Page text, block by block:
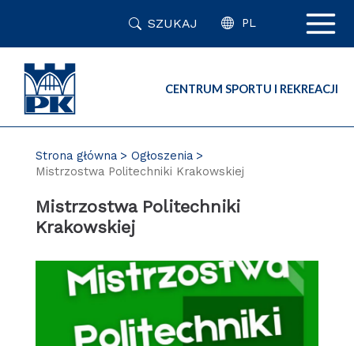
SZUKAJ PL
CENTRUM SPORTU I REKREACJI
Strona główna
Ogłoszenia
Mistrzostwa Politechniki Krakowskiej
Mistrzostwa Politechniki
Krakowskiej